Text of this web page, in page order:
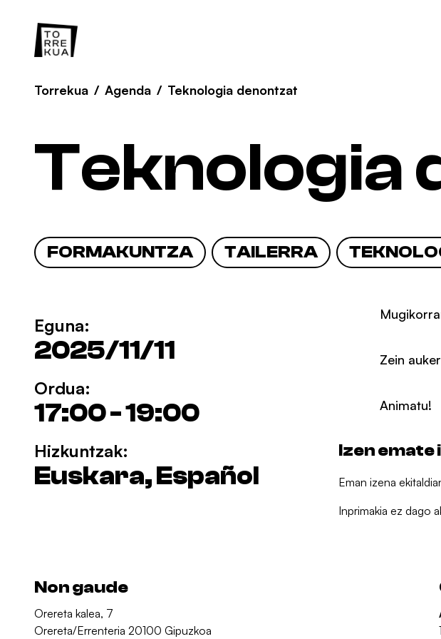
Torrekua / Agenda / Teknologia denontzat
Teknologia
FORMAKUNTZA TAILERRA
Eguna:
2025/11/11
Ordua:
17:00 - 19:00
Hizkuntzak:
Euskara, Español
Zein
Animatu!
Izen
Eman izena
Inprimakia ez dago
Non gaude
Orereta kalea, 7
Orereta/Errenteria 20100 Gipuzkoa